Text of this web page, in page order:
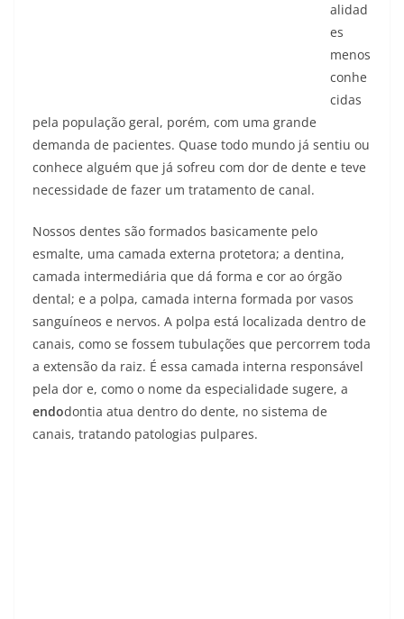
alidad
es
menos
conhe
cidas
pela população geral, porém, com uma grande
demanda de pacientes. Quase todo mundo já sentiu ou
conhece alguém que já sofreu com dor de dente e teve
necessidade de fazer um tratamento de canal.
Nossos dentes são formados basicamente pelo
esmalte, uma camada externa protetora; a dentina,
camada intermediária que dá forma e cor ao órgão
dental; e a polpa, camada interna formada por vasos
sanguíneos e nervos. A polpa está localizada dentro de
canais, como se fossem tubulações que percorrem toda
a extensão da raiz. É essa camada interna responsável
pela dor e, como o nome da especialidade sugere, a
endodontia atua dentro do dente, no sistema de
canais, tratando patologias pulpares.